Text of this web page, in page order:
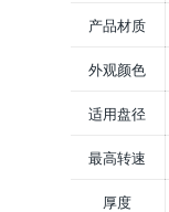
产品材质
外观颜色
适用盘径
最高转速
厚度